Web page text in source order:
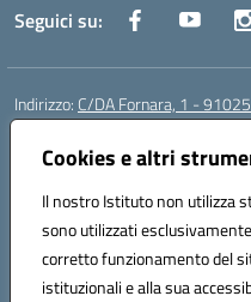
Cookies e altri
Il nostro Istituto non utilizza
sono utilizzati
corretto funzionamento del
istituzionali e alla sua
Seguici su:
Indirizzo: C/DA Fornara, 1 -
Centralino:
Posta elettronica certificata
Codice fiscale: 82006360810
Codice meccanografico:
Codice Indice delle Pubbliche
Codice unico di fatturazione (CUF):